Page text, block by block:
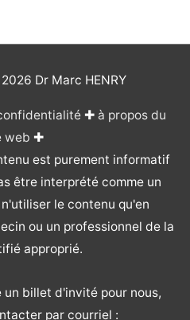
Dr Marc HENRY
✚ à propos du
web ✚
est purement informatif
être interprété comme un
le contenu qu'en
ou un professionnel de la
approprié.
un billet d'invité pour nous,
par courriel :